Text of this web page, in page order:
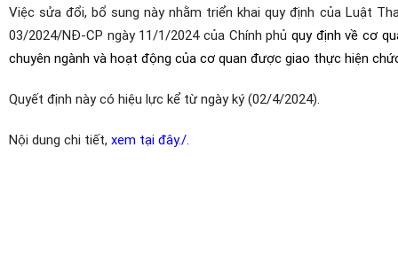
Việc sửa đổi, bổ sung này nhằm triển khai quy định của Luật
03/2024/NĐ-CP ngày 11/1/2024 của Chính phủquy định về cơ
chuyên ngành và hoạt động của cơ quan được giao thực hiện
Quyết định này có hiệu lực kể từ ngày ký (02/4/2024).
Nội dung chi tiết, xem tại đây./.